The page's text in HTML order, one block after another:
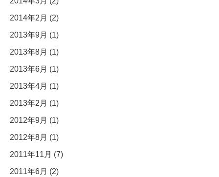
2014年2月 (2)
2013年9月 (1)
2013年8月 (1)
2013年6月 (1)
2013年4月 (1)
2013年2月 (1)
2012年9月 (1)
2012年8月 (1)
2011年11月 (7)
2011年6月 (2)